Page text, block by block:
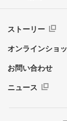
ストーリー
オンラインショ
お問い合わせ
ニュース